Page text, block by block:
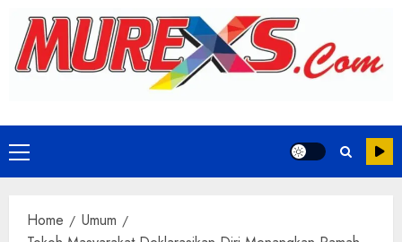
Primary
Menu
Home
Umum